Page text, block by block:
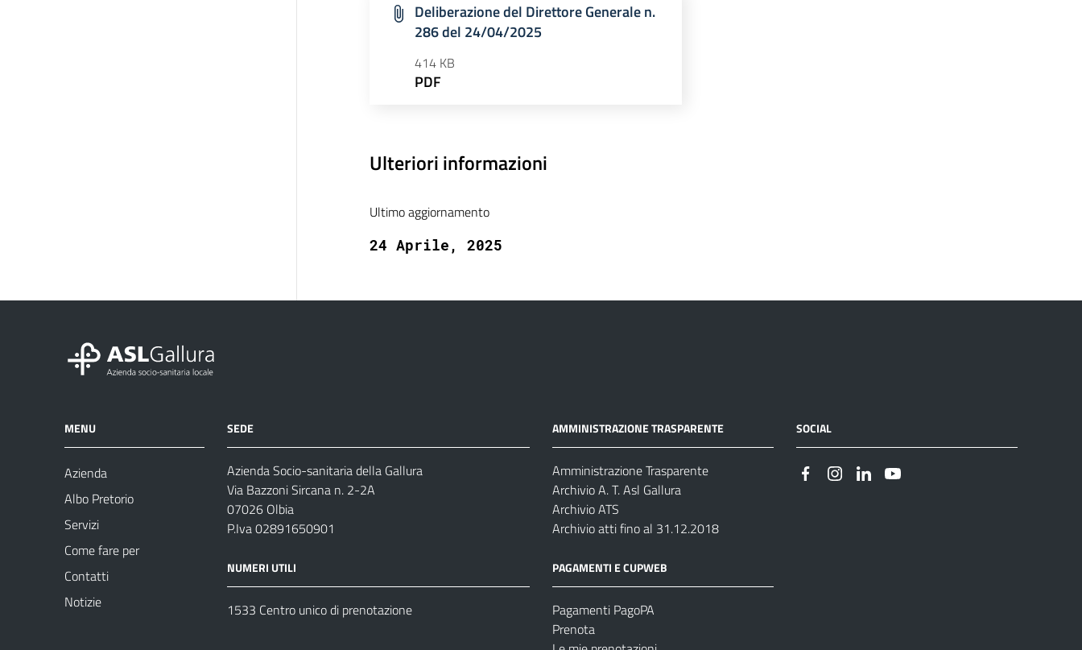
Deliberazione del Direttore Generale n.
286 del 24/04/2025
414 KB
PDF
Ulteriori informazioni
Ultimo aggiornamento
24 Aprile, 2025
MENU
Azienda
Albo Pretorio
Servizi
Come fare per
Contatti
Notizie
SEDE
Azienda Socio-sanitaria della Gallura
Via Bazzoni Sircana n. 2-2A
07026 Olbia
P.Iva 02891650901
NUMERI UTILI
1533 Centro unico di prenotazione
AMMINISTRAZIONE TRASPARENTE
Amministrazione Trasparente
Archivio A. T. Asl Gallura
Archivio ATS
Archivio atti fino al 31.12.2018
PAGAMENTI E CUPWEB
Pagamenti PagoPA
Prenota
SOCIAL